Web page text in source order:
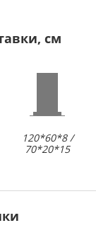
см
120*60*8 /
70*20*15